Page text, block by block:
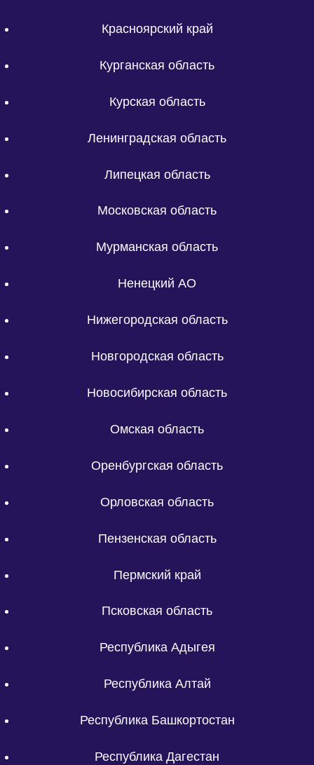
Красноярский край
Курганская область
Курская область
Ленинградская область
Липецкая область
Московская область
Мурманская область
Ненецкий АО
Нижегородская область
Новгородская область
Новосибирская область
Омская область
Оренбургская область
Орловская область
Пензенская область
Пермский край
Псковская область
Республика Адыгея
Республика Алтай
Республика Башкортостан
Республика Дагестан